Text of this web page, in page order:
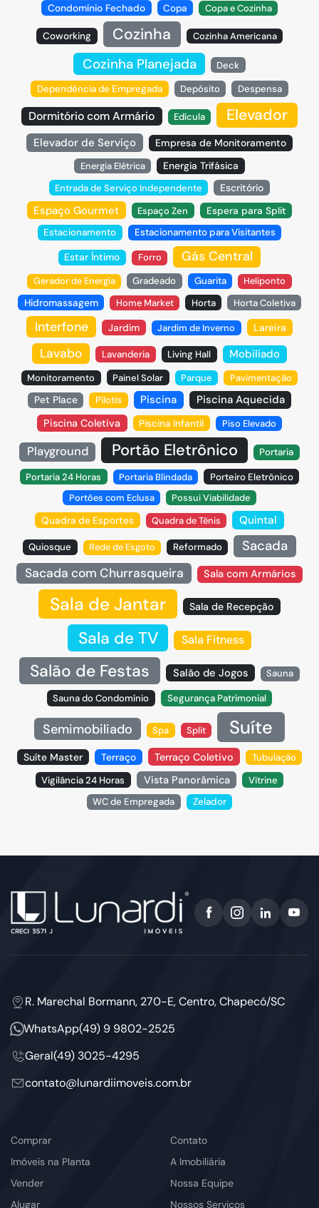
Condomínio Fechado Copa Copa e Cozinha
Coworking Cozinha Cozinha Americana
Cozinha Planejada
Deck
Dependência de Empregada
Depósito Despensa
Dormitório com Armário Edícula Elevador
Elevador de Serviço Empresa de Monitoramento
Energia Elétrica Energia Trifásica
Entrada de Serviço Independente Escritório
Espaço Gourmet Espaço Zen
Espera para Split
Estacionamento
Estacionamento para Visitantes
Estar Íntimo Forro Gás Central
Gerador de Energia Gradeado Guarita
Heliponto
Hidromassagem
Home Market Horta Horta Coletiva
Interfone Jardim Jardim de Inverno Lareira
Lavabo Lavanderia Living Hall Mobiliado
Monitoramento Painel Solar Parque Pavimentação
Pet Place Pilotis Piscina Piscina Aquecida
Piscina Coletiva Piscina Infantil Piso Elevado
Playground Portão Eletrônico Portaria
Portaria 24 Horas Portaria Blindada
Porteiro Eletrônico
Portões com Eclusa
Possui Viabilidade
Quadra de Esportes
Quadra de Tênis Quintal
Quiosque Rede de Esgoto Reformado Sacada
Sacada com Churrasqueira Sala com Armários
Sala de Jantar Sala de Recepção
Sala de TV Sala Fitness
Salão de Festas Salão de Jogos Sauna
Sauna do Condomínio Segurança Patrimonial
Semimobiliado Spa Split Suíte
Suíte Master Terraço Terraço Coletivo
Tubulação
Vigilância 24 Horas
Vista Panorâmica
Vitrine
WC de Empregada
Zelador
R. Marechal Bormann, 270-E, Centro, Chapecó/SC
WhatsApp(49) 9 9802-2525
Geral(49) 3025-4295
contato@lunardiimoveis.com.br
Comprar
Imóveis na Planta
Vender
Alugar
Contato
A Imobiliária
Nossa Equipe
Nossos Serviços